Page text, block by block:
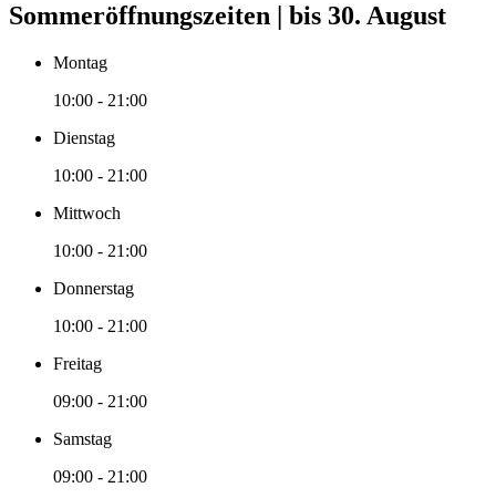
Sommeröffnungszeiten | bis 30. August
Montag
10:00 - 21:00
Dienstag
10:00 - 21:00
Mittwoch
10:00 - 21:00
Donnerstag
10:00 - 21:00
Freitag
09:00 - 21:00
Samstag
09:00 - 21:00